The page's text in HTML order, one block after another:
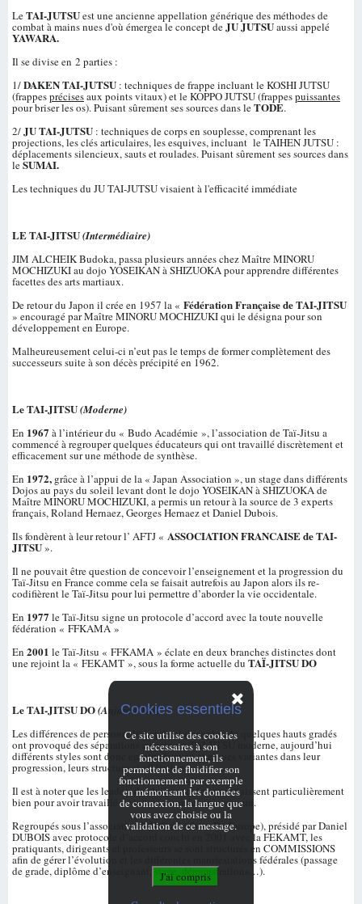
LeTAI-JUTSUest une ancienne appellation générique des méthodes de
combat à mains nues d'où émergea le concept deJU JUTSUaussi appelé
YAWARA.
Il se divise en 2 parties :
1/DAKEN TAI-JUTSU : techniques de frappe incluant le KOSHI JUTSU
(frappesprécisesaux points vitaux) et le KOPPO JUTSU (frappespuissantes
pour briser les os). Puisant sûrement ses sources dans leTODE.
2/JU TAI-JUTSU : techniques de corps en souplesse, comprenant les
projections, les clés articulaires, les esquives, incluant le TAIHEN JUTSU :
déplacements silencieux, sauts et roulades. Puisant sûrement ses sources dans
leSUMAI.
Les techniques du JU TAI-JUTSU visaient à l'efficacité immédiate
LE TAI-JITSU(Intermédiaire)
JIM ALCHEIK Budoka, passa plusieurs années chez Maître MINORU
MOCHIZUKI au dojo YOSEIKAN à SHIZUOKA pour apprendre différentes
facettes des arts martiaux.
De retour du Japon il crée en 1957 la « Fédération Française de TAI-JITSU
» encouragé par Maître MINORU MOCHIZUKI qui le désigna pour son
développement en Europe.
Malheureusement celui-ci n’eut pas le temps de former complètement des
successeurs suite à son décès précipité en 1962.
Le TAI-JITSU(Moderne)
En 1967 à l’intérieur du « Budo Académie », l’association de Taï-Jitsu a
commencé à regrouper quelques éducateurs qui ont travaillé discrètement et
efficacement sur une méthode de synthèse.
En 1972, grâce à l’appui de la « Japan Association », un stage dans différents
Dojos au pays du soleil levant dont le dojo YOSEIKAN à SHIZUOKA de
Maître MINORU MOCHIZUKI, a permis un retour à la source de 3 experts
français, Roland Hernaez, Georges Hernaez et Daniel Dubois.
Ils fondèrent à leur retour l’ AFTJ « ASSOCIATION FRANCAISE de TAI-
JITSU».
Il ne pouvait être question de concevoir l’enseignement et la progression du
Taï-Jitsu en France comme cela se faisait autrefois au Japon alors ils re-
codifièrent le Taï-Jitsu pour lui permettre d’aborder la vie occidentale.
En 1977 le Taï-Jitsu signe un protocole d’accord avec la toute nouvelle
fédération « FFKAMA »
En 2001 le Taï-Jitsu « FFKAMA » éclate en deux branches distinctes dont
une rejoint la « FEKAMT », sous la forme actuelle du TAÏ-JITSU DO
Le TAI-JITSU DO(Aujourd’hui)
Les différences de personnalité et de philosophie de quelques hauts gradés
ont provoqué des séparations au sein du TAI-JITSU moderne, aujourd’hui
différents styles sont donc enseignés avec quelques variantes dans leur
progression, leurs structure et affiliation.
Il est à noter que les leaders de chaque école se connaissent particulièrement
bien pour avoir travaillé de longues années en commun.
Regroupés sous l’associationTJDE(Taï-Jitsu Do Europe), présidé par Daniel
DUBOIS avec protocole d’accord conclu en 2001 avec la FEKAMT, les
pratiquants, dirigeants et professeurs se sont structurés en COMMISSIONS
afin de gérer l’évolution et les différentes manifestations fédérales (passage
de grade, diplôme d’enseignant, stage, démonstrations…).
Cookies essentiels
Ce site utilise des cookies
nécessaires à son
fonctionnement, ils
permettent de fluidifier son
fonctionnement par exemple
en mémorisant les données
de connexion, la langue que
vous avez choisie ou la
validation de ce message.